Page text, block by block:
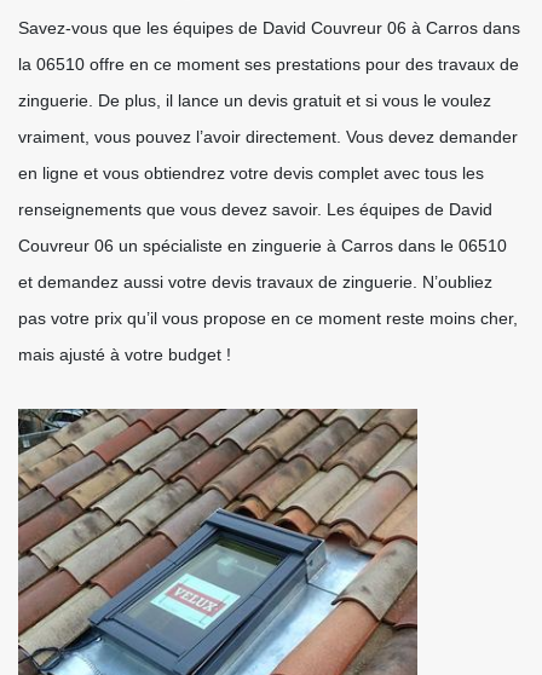
Savez-vous que les équipes de David Couvreur 06 à Carros dans
la 06510 offre en ce moment ses prestations pour des travaux de
zinguerie. De plus, il lance un devis gratuit et si vous le voulez
vraiment, vous pouvez l’avoir directement. Vous devez demander
en ligne et vous obtiendrez votre devis complet avec tous les
renseignements que vous devez savoir. Les équipes de David
Couvreur 06 un spécialiste en zinguerie à Carros dans le 06510
et demandez aussi votre devis travaux de zinguerie. N’oubliez
pas votre prix qu’il vous propose en ce moment reste moins cher,
mais ajusté à votre budget !